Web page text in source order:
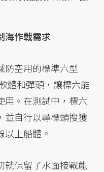
海作戰需求
防空用的標準六型
體和彈頭，讓標六能
用。在測試中，標六
並自行以尋標頭搜獲
上船體。
就保留了水面接戰能